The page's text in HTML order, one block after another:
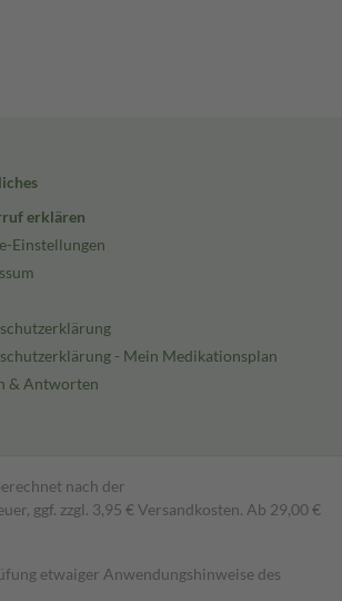
erklären
Einstellungen
- Mein Medikationsplan
& Antworten
nach der
ggf. zzgl. 3,95 € Versandkosten. Ab 29,00 €
etwaiger Anwendungshinweise des